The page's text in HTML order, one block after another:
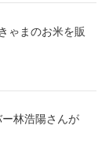
ゃまのお米を販
林浩陽さんが